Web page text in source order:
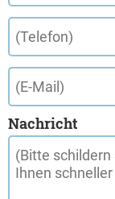
Nachricht